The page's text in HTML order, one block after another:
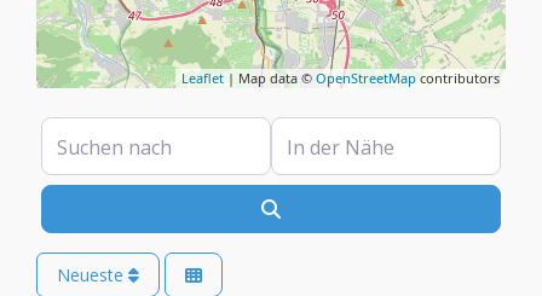
Leaflet | Map data © OpenStreetMap contributors
Suchen nach In der Nähe
Neueste